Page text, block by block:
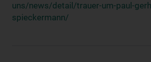
uns/news/detail/trauer-um-paul-
spieckermann/